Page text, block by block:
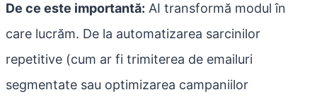
De ce este importantă: AI transformă modul în
care lucrăm. De la automatizarea sarcinilor
repetitive (cum ar fi trimiterea de emailuri
segmentate sau optimizarea campaniilor